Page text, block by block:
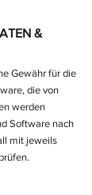
&
Gewähr für die
die von
werden
Software nach
mit jeweils